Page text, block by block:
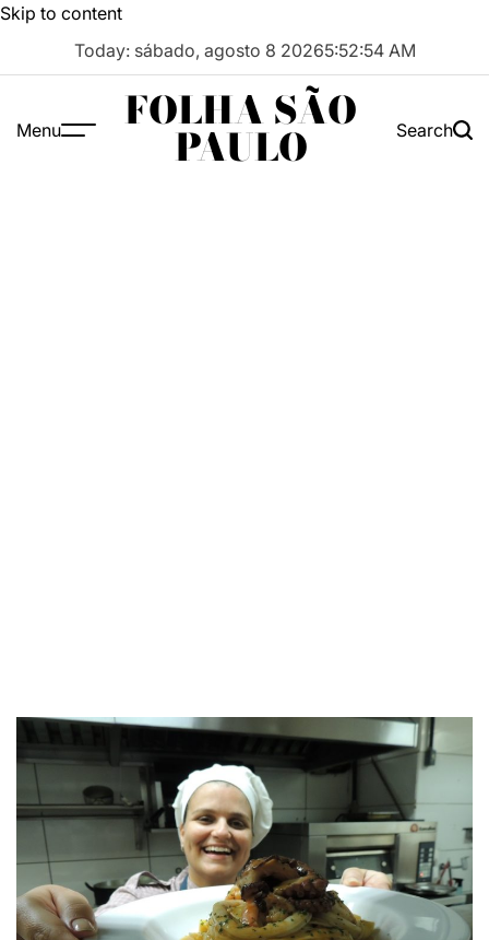
Skip to content
Today: sábado, agosto 8 20265:52:55 AM
Menu FOLHA SÃO
PAULO Search